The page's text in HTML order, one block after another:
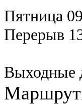
Пятница
Перерыв
Выходные